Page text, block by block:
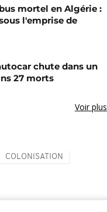
mortel en Algérie :
l'emprise de
chute dans un
27 morts
Voir plus
COLONISATION